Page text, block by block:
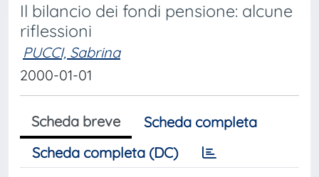
Il bilancio dei fondi pensione: alcune
riflessioni
PUCCI, Sabrina
2000-01-01
Scheda breve
Scheda completa
Scheda completa (DC)